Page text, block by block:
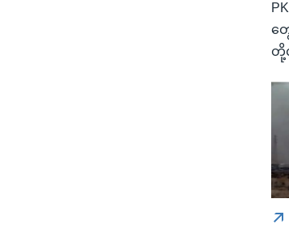
တွ
တို့